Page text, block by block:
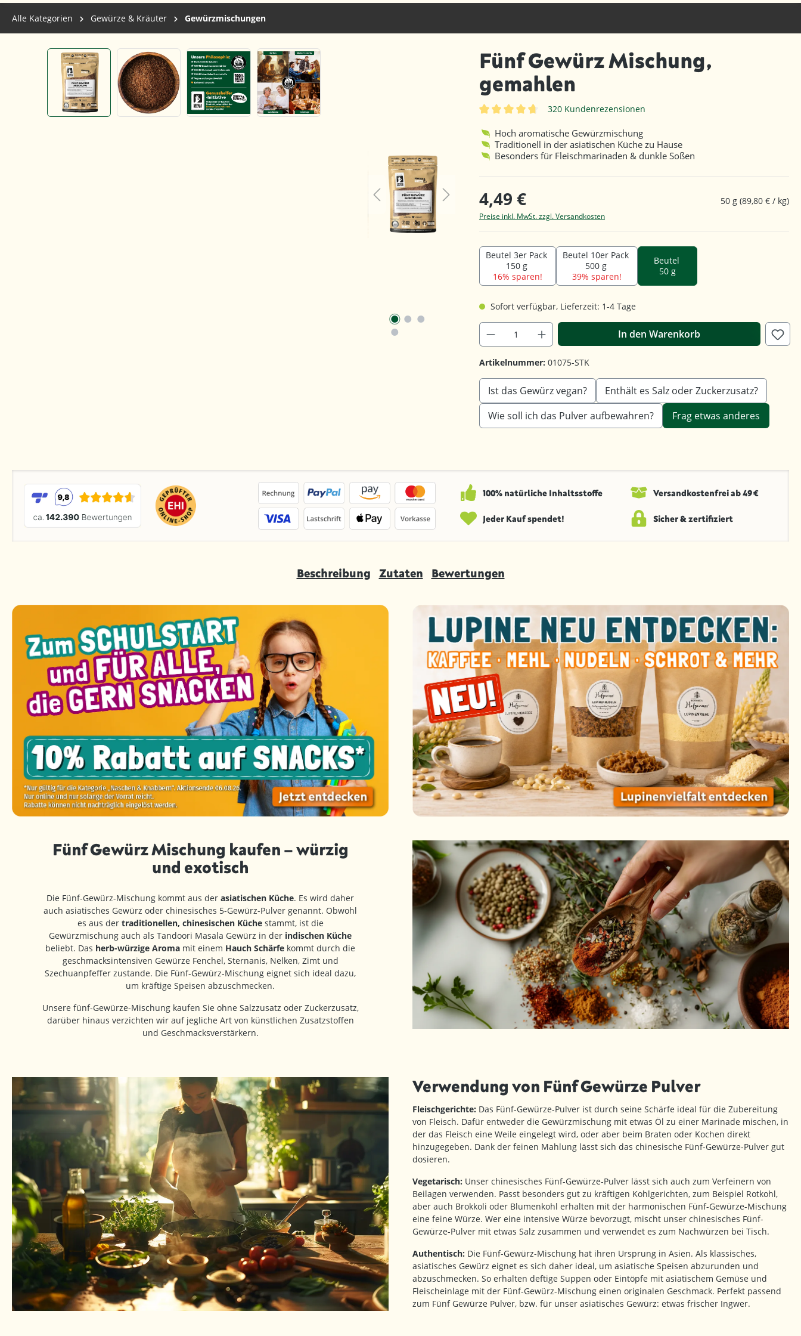
Alle Kategorien Gewürze & Kräuter Gewürzmischungen
Bildergalerie überspringen
Fünf Gewürz Mischung,
gemahlen
320 Kundenrezensionen
Hoch aromatische Gewürzmischung
Traditionell in der asiatischen Küche zu Hause
Besonders für Fleischmarinaden & dunkle Soßen
4,49 € 50 g (89,80 € / kg)
Preise inkl. MwSt. zzgl. Versandkosten
Beutel 3er Pack
150 g
16% sparen!
Beutel 10er Pack
500 g
39% sparen!
Beutel
50 g
Sofort verfügbar, Lieferzeit: 1-4 Tage
In den Warenkorb
Artikelnummer: 01075-STK
Ist das Gewürz vegan?
Enthält es Salz oder Zuckerzusatz?
Wie soll ich das Pulver aufbewahren?
Frag etwas anderes
100% natürliche Inhaltsstoffe Versandkosten­frei ab 49 €
Jeder Kauf spendet! Sicher & zertifiziert
Beschreibung Zutaten Bewertungen
Fünf Gewürz Mischung kaufen – würzig
und exotisch
Die Fünf-Gewürz-Mischung kommt aus der asiatischen Küche. Es wird daher
auch asiatisches Gewürz oder chinesisches 5-Gewürz-Pulver genannt. Obwohl
es aus der traditionellen, chinesischen Küchestammt, ist die
Gewürzmischung auch als Tandoori Masala Gewürz in der indischen Küche
beliebt. Das herb-würzige Aroma mit einem Hauch Schärfe kommt durch die
geschmacksintensiven Gewürze Fenchel, Sternanis, Nelken, Zimt und
Szechuanpfeffer zustande. Die Fünf-Gewürz-Mischung eignet sich ideal dazu,
um kräftige Speisen abzuschmecken.
Unsere fünf-Gewürze-Mischung kaufen Sie ohne Salzzusatz oder Zuckerzusatz,
darüber hinaus verzichten wir auf jegliche Art von künstlichen Zusatzstoffen
und Geschmacksverstärkern.
Verwendung von Fünf Gewürze Pulver
Fleischgerichte: Das Fünf-Gewürze-Pulver ist durch seine Schärfe ideal für die Zubereitung
von Fleisch. Dafür entweder die Gewürzmischung mit etwas Öl zu einer Marinade mischen, in
der das Fleisch eine Weile eingelegt wird, oder aber beim Braten oder Kochen direkt
hinzugegeben. Dank der feinen Mahlung lässt sich das chinesische Fünf-Gewürze-Pulver gut
dosieren.
Vegetarisch: Unser chinesisches Fünf-Gewürze-Pulver lässt sich auch zum Verfeinern von
Beilagen verwenden. Passt besonders gut zu kräftigen Kohlgerichten, zum Beispiel Rotkohl,
aber auch Brokkoli oder Blumenkohl erhalten mit der harmonischen Fünf-Gewürze-Mischung
eine feine Würze. Wer eine intensive Würze bevorzugt, mischt unser chinesisches Fünf-
Gewürze-Pulver mit etwas Salz zusammen und verwendet es zum Nachwürzen bei Tisch.
Authentisch: Die Fünf-Gewürz-Mischung hat ihren Ursprung in Asien. Als klassisches,
asiatisches Gewürz eignet es sich daher ideal, um asiatische Speisen abzurunden und
abzuschmecken. So erhalten deftige Suppen oder Eintöpfe mit asiatischem Gemüse und
Fleischeinlage mit der Fünf-Gewürz-Mischung einen originalen Geschmack. Perfekt passend
zum Fünf Gewürze Pulver, bzw. für unser asiatisches Gewürz: etwas frischer Ingwer.